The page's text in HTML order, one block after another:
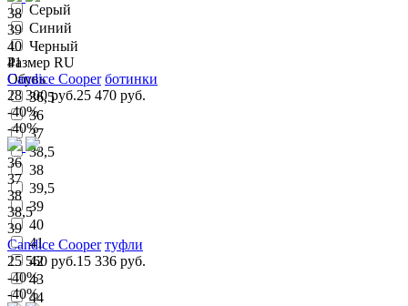
Серый
Синий
Черный
Размер RU
Обувь
36,5
36
37
38,5
38
39,5
39
40
41
42
43
44
38
39
40
41
Candice Cooper ботинки
28 300 руб.25 470 руб.
-40%
-40%
36
37
38
38,5
39
Candice Cooper туфли
25 560 руб.15 336 руб.
-40%
-40%